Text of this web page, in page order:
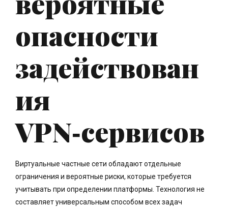
опасности
задействован
ия
VPN‑сервисов
Виртуальные частные сети обладают отдельные
ограничения и вероятные риски, которые требуется
учитывать при определении платформы. Технология не
составляет универсальным способом всех задач